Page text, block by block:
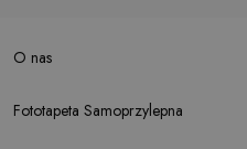
O nas
Fototapeta Samoprzylepna